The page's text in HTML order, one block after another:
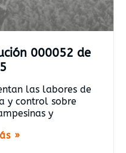
000052 de
las labores de
y control sobre
y
»